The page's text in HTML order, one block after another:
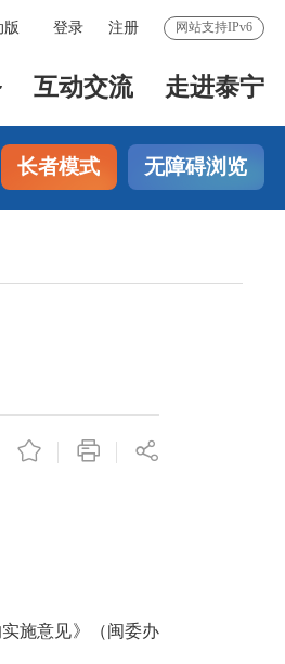
版 登录 注册 网站支持IPv6
互动交流 走进泰宁
长者模式 无障碍浏览
施意见》（闽委办